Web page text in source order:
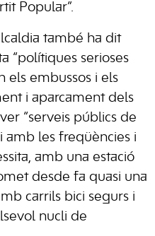
Popular”.
també ha dit
“polítiques serioses
els embussos i els
i aparcament dels
“serveis públics de
amb les freqüències i
amb una estació
desde fa quasi una
carrils bici segurs i
nucli de